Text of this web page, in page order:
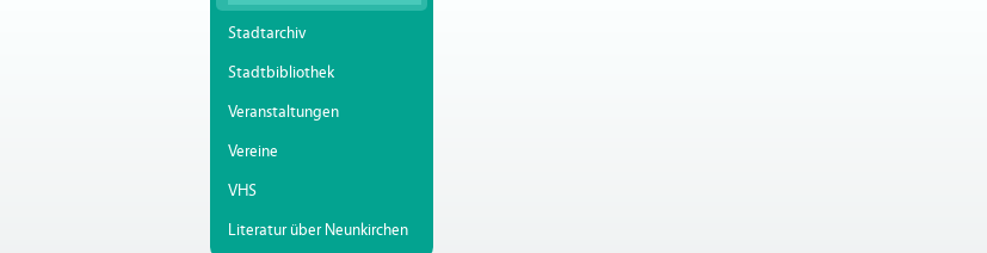
Stadtarchiv
Stadtbibliothek
Veranstaltungen
Vereine
VHS
Literatur über Neunkirchen